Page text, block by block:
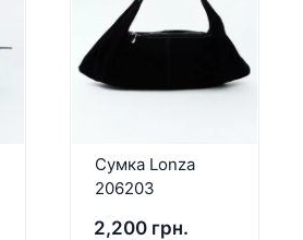
Сумка Lonza
206203
2,200 грн.